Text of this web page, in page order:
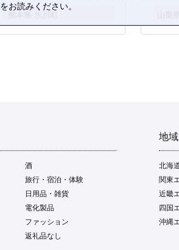
酒
旅行・宿泊・体験
日用品・雑貨
電化製品
ファッション
返礼品なし
地
北海
関東
近畿
四国
沖縄
をお読みください。